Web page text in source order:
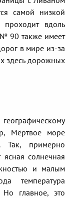
самой низкой
вдоль
90 также имеет
в мире из-за
здесь дорожных
Мёртвое море
Так, примерно
ясная солнечная
и малым
температура
главное, это